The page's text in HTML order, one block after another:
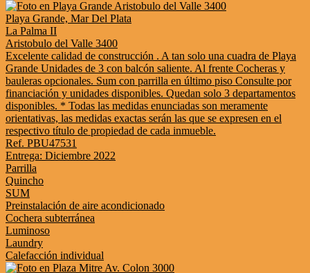
Playa Grande, Mar Del Plata
La Palma II
Aristobulo del Valle 3400
Excelente calidad de construcción . A tan solo una cuadra de Playa
Grande Unidades de 3 con balcón saliente. Al frente Cocheras y
bauleras opcionales. Sum con parrilla en último piso Consulte por
financiación y unidades disponibles. Quedan solo 3 departamentos
disponibles. * Todas las medidas enunciadas son meramente
orientativas, las medidas exactas serán las que se expresen en el
respectivo título de propiedad de cada inmueble.
Ref. PBU47531
Entrega: Diciembre 2022
Parrilla
Quincho
SUM
Preinstalación de aire acondicionado
Cochera subterránea
Luminoso
Laundry
Calefacción individual